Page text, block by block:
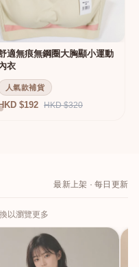
適無痕無鋼圈大胸顯小運動
衣
人氣款補貨
$192 HKD $320
最新上架 · 每日更新
以瀏覽更多